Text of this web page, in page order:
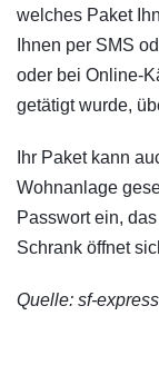
welches Paket
Ihnen per SMS
oder bei Online-
getätigt wurde,
Ihr Paket kann
Wohnanlage
Passwort ein,
Schrank öffnet
Quelle: sf-